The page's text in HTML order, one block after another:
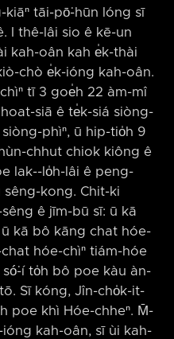
kiāⁿ tāi-pō͘-hūn lóng sī
I thê-lâi sio ê kē-un
kah-oân kah e̍k-thài
chò e̍k-ióng kah-oân.
tī 3 goe̍h 22 àm-mî
siā ê te̍k-siá siòng-
siòng-phìⁿ, ū hip-tio̍h 9
chhut chiok kiông ê
lak-⁠-lo̍h-lâi ê peng-
sêng-kong. Chit-ki
ê jīm-bū sī: ū kā
kā bô kāng chat hóe-
hóe-chìⁿ tiám-hóe
í to̍h bô poe kàu àn-
Sī kóng, Jîn-cho̍k-it-
poe khì Hóe-chheⁿ. M̄-
kah-oân, sī ùi kah-